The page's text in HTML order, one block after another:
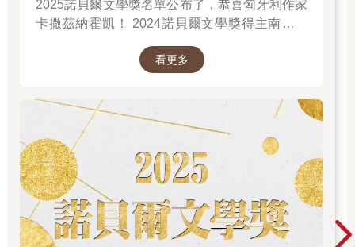
2025諾貝爾文學獎名單公布了，恭喜匈牙利作家
卡撒茲納霍凱！ 2024諾貝爾文學獎得主南韓女
作家──韓江 新書出版。更多精彩好看的得獎作
看更多